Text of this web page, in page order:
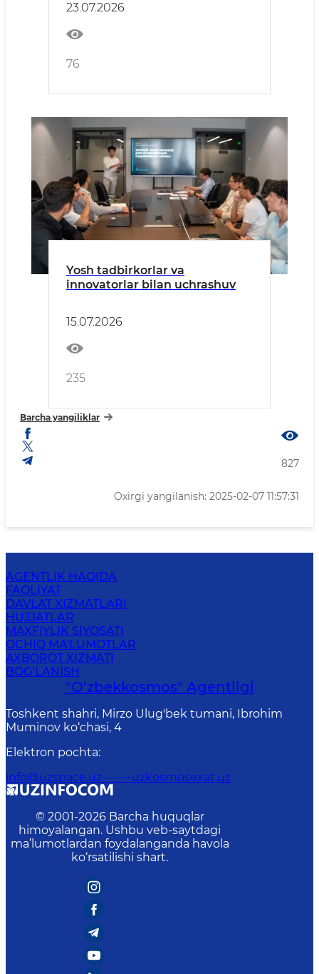
23.07.2026
76
Yosh tadbirkorlar va
innovatorlar bilan uchrashuv
15.07.2026
235
Barcha yangiliklar
827
Oxirgi yangilanish: 2025-02-07 11:57:31
AGENTLIK HAQIDA
FAOLIYAT
DAVLAT XIZMATLARI
HUJJATLAR
MAXFIYLIK SIYOSATI
OCHIQ MA'LUMOTLAR
AXBOROT XIZMATI
BOG‘LANISH
"O‘zbekkosmos" Agentligi
Toshkent shahri, Mirzo Ulug'bek tumani, Ibrohim
Muminov ko‘chasi, 4
Elektron pochta:
info@uzspace.uz-------uzkosmosexat.uz
© 2001-2026 Barcha huquqlar
himoyalangan. Ushbu veb-saytdagi
ma’lumotlardan foydalanganda havola
ko‘rsatilishi shart.